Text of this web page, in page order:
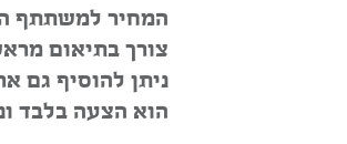
צורך בתיאום
ניתן להוסיף גם
הוא הצעה בלבד